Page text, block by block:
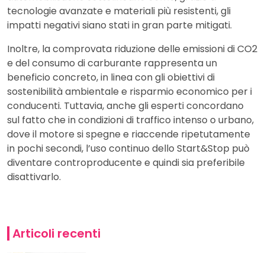
tecnologie avanzate e materiali più resistenti, gli
impatti negativi siano stati in gran parte mitigati.
Inoltre, la comprovata riduzione delle emissioni di CO2
e del consumo di carburante rappresenta un
beneficio concreto, in linea con gli obiettivi di
sostenibilità ambientale e risparmio economico per i
conducenti. Tuttavia, anche gli esperti concordano
sul fatto che in condizioni di traffico intenso o urbano,
dove il motore si spegne e riaccende ripetutamente
in pochi secondi, l’uso continuo dello Start&Stop può
diventare controproducente e quindi sia preferibile
disattivarlo.
Articoli recenti